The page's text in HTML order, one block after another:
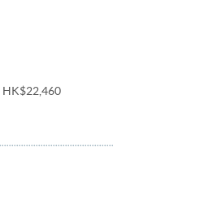
HK$22,460